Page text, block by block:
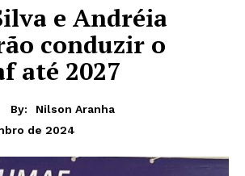
e Andréia
conduzir o
até 2027
By:
Nilson Aranha
de 2024